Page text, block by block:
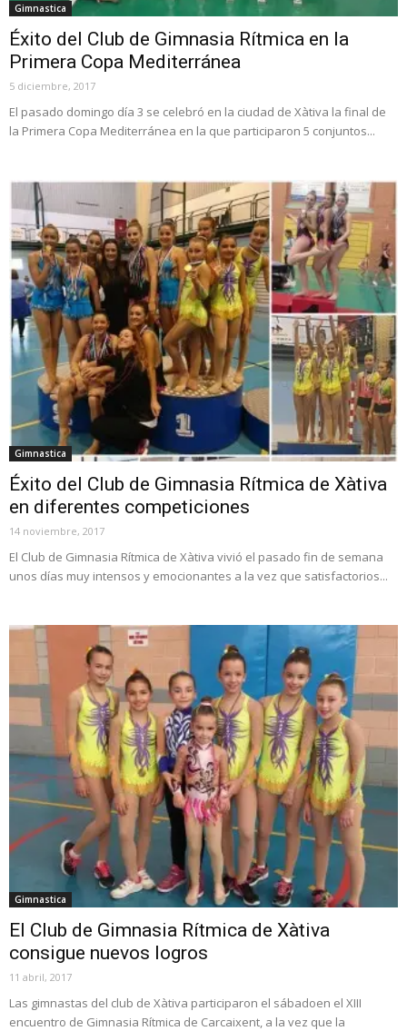
Gimnastica
Éxito del Club de Gimnasia Rítmica en la
Primera Copa Mediterránea
5 diciembre, 2017
El pasado domingo día 3 se celebró en la ciudad de Xàtiva la final de
la Primera Copa Mediterránea en la que participaron 5 conjuntos...
Gimnastica
Éxito del Club de Gimnasia Rítmica de Xàtiva
en diferentes competiciones
14 noviembre, 2017
El Club de Gimnasia Rítmica de Xàtiva vivió el pasado fin de semana
unos días muy intensos y emocionantes a la vez que satisfactorios...
Gimnastica
El Club de Gimnasia Rítmica de Xàtiva
consigue nuevos logros
11 abril, 2017
Las gimnastas del club de Xàtiva participaron el sábadoen el XIII
encuentro de Gimnasia Rítmica de Carcaixent, a la vez que la